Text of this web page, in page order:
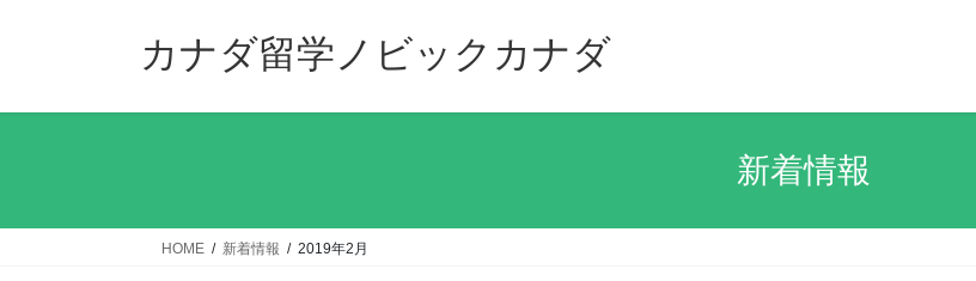
カナダ留学ノビックカナダ
新着情報
HOME 新着情報 2019年2月